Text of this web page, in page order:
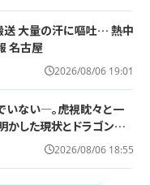
送 大量の汗に嘔吐… 熱中
名古屋
2026/08/06 19:01
いない―。虎視眈々と一
かした現状とドラゴンズ
2026/08/06 18:55